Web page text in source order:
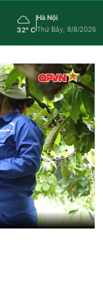
32° C
Hà Nội
Thứ Bảy, 8/8/2026